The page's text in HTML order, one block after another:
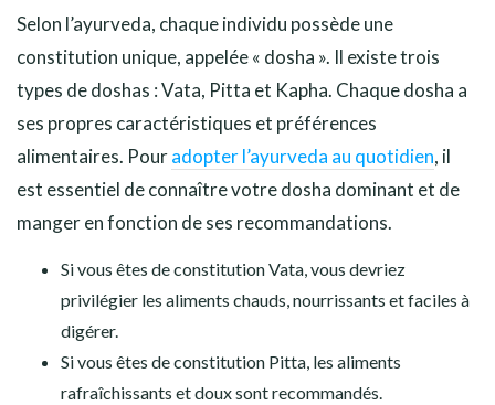
Selon l’ayurveda, chaque individu possède une
constitution unique, appelée « dosha ». Il existe trois
types de doshas : Vata, Pitta et Kapha. Chaque dosha a
ses propres caractéristiques et préférences
alimentaires. Pouradopter l’ayurveda au quotidien, il
est essentiel de connaître votre dosha dominant et de
manger en fonction de ses recommandations.
Si vous êtes de constitution Vata, vous devriez
privilégier les aliments chauds, nourrissants et faciles à
digérer.
Si vous êtes de constitution Pitta, les aliments
rafraîchissants et doux sont recommandés.